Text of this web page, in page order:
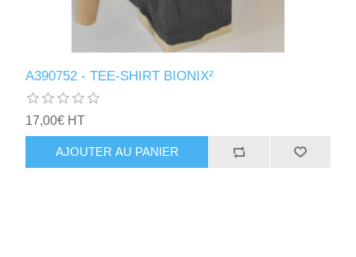
A390752 - TEE-SHIRT BIONIX²
17,00€ HT
AJOUTER AU PANIER